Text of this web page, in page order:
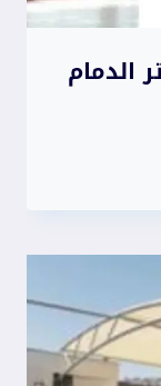
الدمام